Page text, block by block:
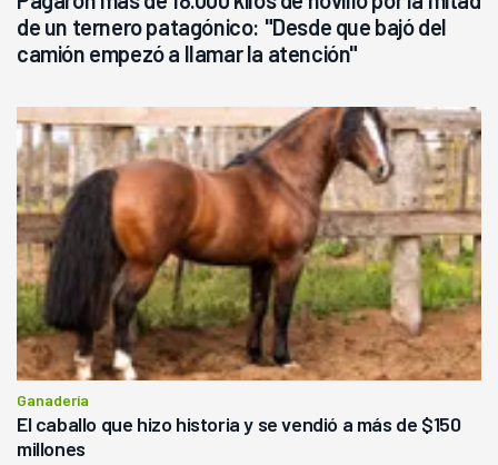
de un ternero patagónico: "Desde que bajó del
camión empezó a llamar la atención"
Ganadería
El caballo que hizo historia y se vendió a más de $150
millones